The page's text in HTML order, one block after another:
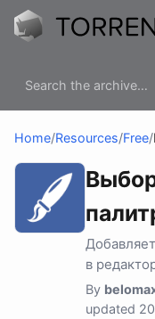
Home/Resources/Free/
в
By
updated